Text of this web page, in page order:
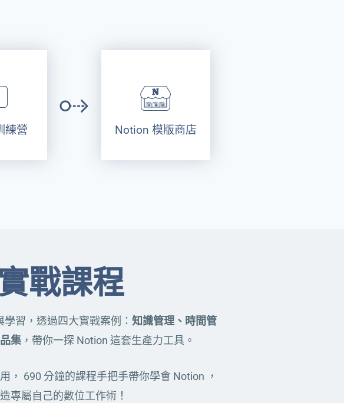
練營 Notion 模版商店
戰課程
學習，透過四大實戰案例： 知識管理、時間管
集 ，帶你一探 Notion 這套生產力工具。
， 690 分鐘的課程手把手帶你學會 Notion ，
專屬自己的數位工作術！